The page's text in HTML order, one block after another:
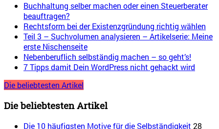
Buchhaltung selber machen oder einen Steuerberater
beauftragen?
Rechtsform bei der Existenzgründung richtig wählen
Teil 3 – Suchvolumen analysieren – Artikelserie: Meine
erste Nischenseite
Nebenberuflich selbständig machen – so geht’s!
7 Tipps damit Dein WordPress nicht gehackt wird
Die beliebtesten Artikel
Die beliebtesten Artikel
Die 10 häufigsten Motive für die Selbständigkeit 28